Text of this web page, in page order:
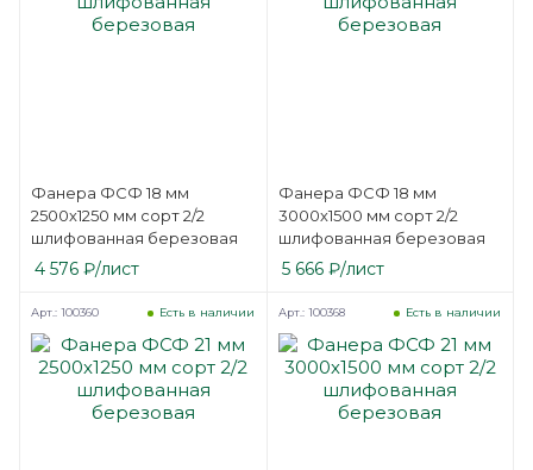
Фанера ФСФ 18 мм
2500х1250 мм сорт 2/2
шлифованная березовая
4 576 ₽/лист
Фанера ФСФ 18 мм
3000х1500 мм сорт 2/2
шлифованная березовая
5 666₽/лист
Есть в наличии
Арт.: 100360 Есть в наличии
Арт.: 100368